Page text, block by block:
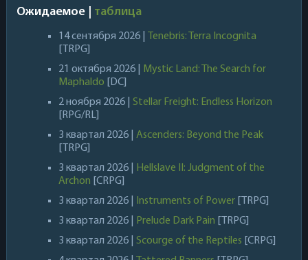
Ожидаемое | таблица
14 сентября 2026 |
Tenebris: Terra Incognita
[TRPG]
21 октября 2026 |
Mystic Land: The Search for
Maphaldo
[DC]
2 ноября 2026 | Stellar Freight: Endless Horizon
[RPG/RL]
3 квартал 2026 | Ascenders: Beyond the Peak
[TRPG]
3 квартал 2026 |
Hellslave II: Judgment of the
Archon [CRPG]
3 квартал 2026 |
Instruments of Power
[TRPG]
3 квартал 2026 |
Prelude Dark Pain
[TRPG]
3 квартал 2026 | Scourge of the Reptiles [CRPG]